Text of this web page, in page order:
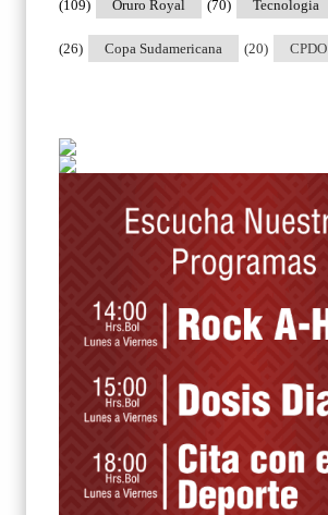
Oruro Royal
(109) Tecnologia
(70)
Copa Sudamericana
(26) CPDO
(20)